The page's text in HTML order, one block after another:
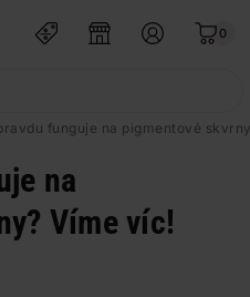
0
funguje na pigmentové
na
Víme víc!